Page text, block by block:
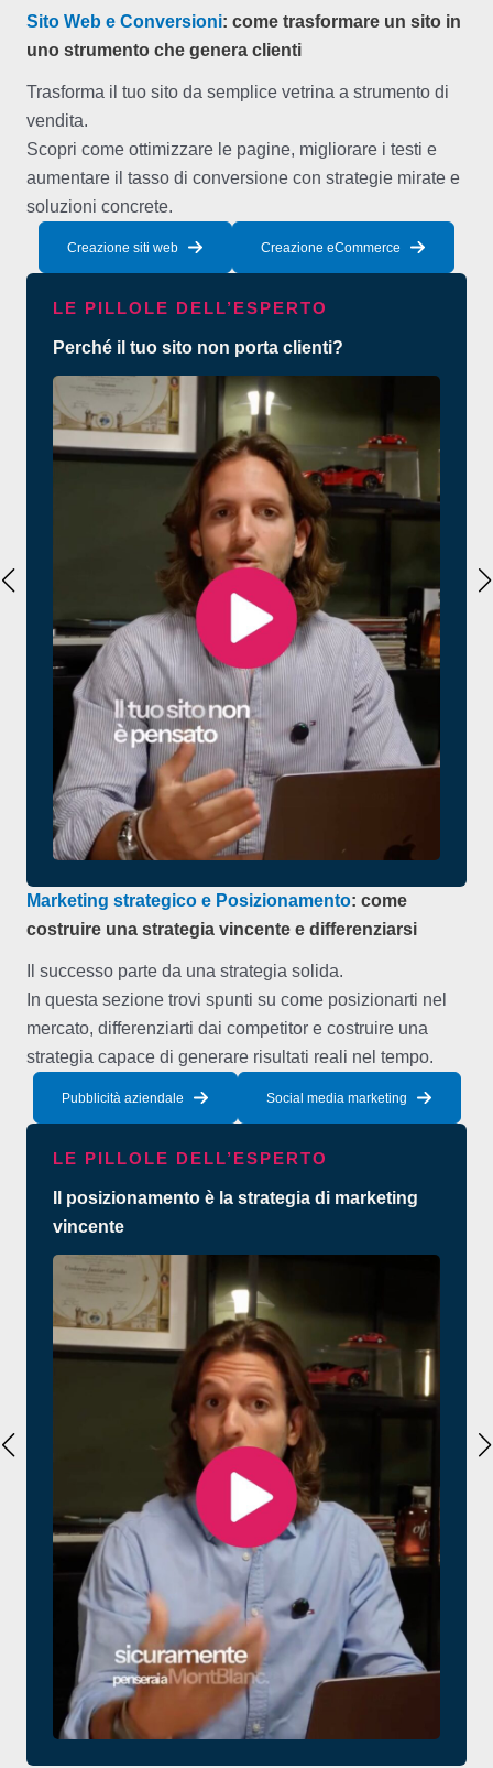
Sito Web e Conversioni: come trasformare un sito in
uno strumento che genera clienti
Trasforma il tuo sito da semplice vetrina a strumento di
vendita.
Scopri come ottimizzare le pagine, migliorare i testi e
aumentare il tasso di conversione con strategie mirate e
soluzioni concrete.
Creazione siti web Creazione eCommerce
LE PILLOLE DELL’ESPERTO
Perché il tuo sito non porta clienti?
Marketing strategico e Posizionamento: come
costruire una strategia vincente e differenziarsi
Il successo parte da una strategia solida.
In questa sezione trovi spunti su come posizionarti nel
mercato, differenziarti dai competitor e costruire una
strategia capace di generare risultati reali nel tempo.
Pubblicità aziendale Social media marketing
LE PILLOLE DELL’ESPERTO
Il posizionamento è la strategia di marketing
vincente